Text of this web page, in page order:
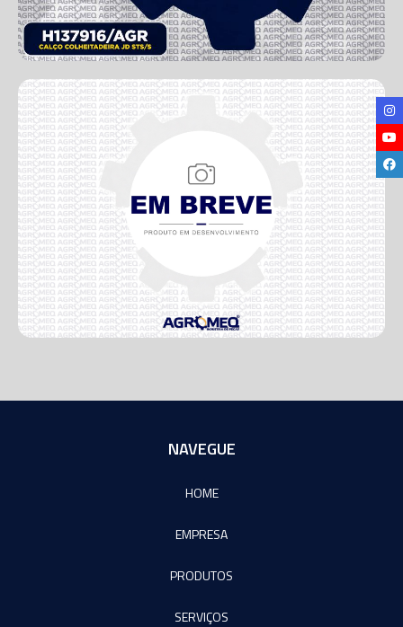
NAVEGUE
HOME
EMPRESA
PRODUTOS
SERVIÇOS